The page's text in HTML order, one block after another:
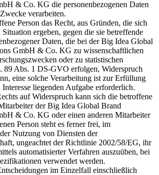
& Co. KG die personenbezogenen Daten
verarbeiten.
Person das Recht, aus Gründen, die sich
Situation ergeben, gegen die sie betreffende
Daten, die bei der Big Idea Global
GmbH & Co. KG zu wissenschaftlichen
oder zu statistischen
89 Abs. 1 DS-GVO erfolgen, Widerspruch
eine solche Verarbeitung ist zur Erfüllung
liegenden Aufgabe erforderlich.
auf Widerspruch kann sich die betroffene
der Big Idea Global Brand
& Co. KG oder einen anderen Mitarbeiter
Person steht es ferner frei, im
Nutzung von Diensten der
ungeachtet der Richtlinie 2002/58/EG, ihr
automatisierter Verfahren auszuüben, bei
verwendet werden.
im Einzelfall einschließlich